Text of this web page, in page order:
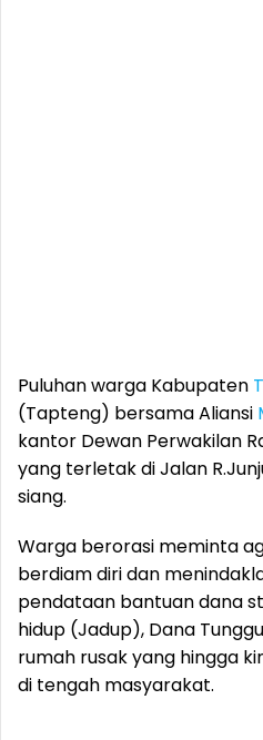
Puluhan warga Kabupaten
(Tapteng) bersama Aliansi
kantor Dewan Perwakilan
yang terletak di Jalan
siang.
Warga berorasi meminta
berdiam diri dan
pendataan bantuan dana
hidup (Jadup), Dana
rumah rusak yang hingga
di tengah masyarakat.